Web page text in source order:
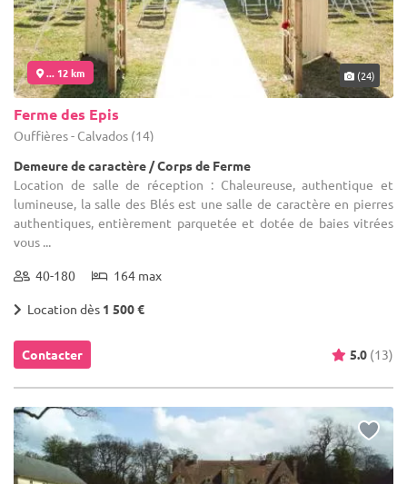
... 12 km (24)
Ferme des Epis
Ouffières - Calvados (14)
Demeure de caractère / Corps de Ferme
Location de salle de réception : Chaleureuse, authentique et
lumineuse, la salle des Blés est une salle de caractère en pierres
authentiques, entièrement parquetée et dotée de baies vitrées
vous ...
40-180 164 max
Location dès 1 500 €
Contacter 5.0 (13)